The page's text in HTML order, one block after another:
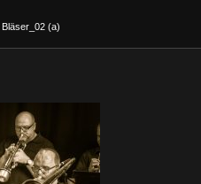
Bläser_02 (a)